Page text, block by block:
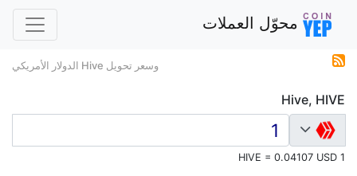
محوّل العملات
وسعر تحويل Hive الدولار الأمريكي
Hive, HIVE
1 HIVE = 0.04107 USD